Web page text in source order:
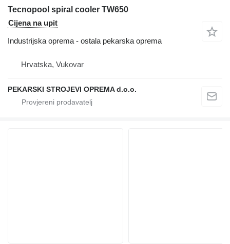
Tecnopool spiral cooler TW650
Cijena na upit
Industrijska oprema - ostala pekarska oprema
Hrvatska, Vukovar
PEKARSKI STROJEVI OPREMA d.o.o.